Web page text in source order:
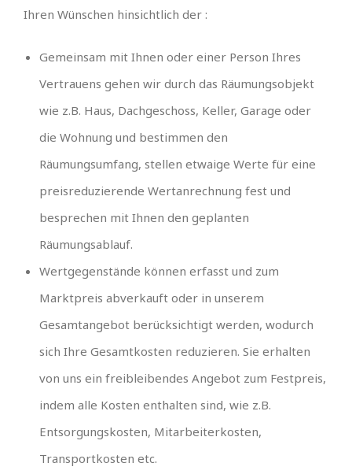
Ihren Wünschen hinsichtlich der :
Gemeinsam mit Ihnen oder einer Person Ihres
Vertrauens gehen wir durch das Räumungsobjekt
wie z.B. Haus, Dachgeschoss, Keller, Garage oder
die Wohnung und bestimmen den
Räumungsumfang, stellen etwaige Werte für eine
preisreduzierende Wertanrechnung fest und
besprechen mit Ihnen den geplanten
Räumungsablauf.
Wertgegenstände können erfasst und zum
Marktpreis abverkauft oder in unserem
Gesamtangebot berücksichtigt werden, wodurch
sich Ihre Gesamtkosten reduzieren. Sie erhalten
von uns ein freibleibendes Angebot zum Festpreis,
indem alle Kosten enthalten sind, wie z.B.
Entsorgungskosten, Mitarbeiterkosten,
Transportkosten etc.